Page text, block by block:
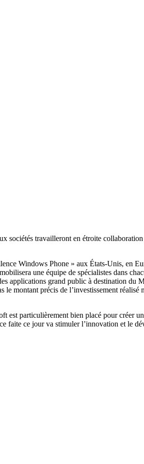
sociétés travailleront en étroite
Windows Phone » aux États-Unis, en
une équipe de spécialistes dans
applications grand public à destination du
montant précis de l’investissement réalisé
est particulièrement bien placé pour créer
faite ce jour va stimuler l’innovation et le